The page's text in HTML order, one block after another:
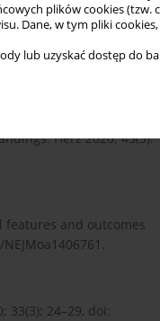
plików cookies (tzw.
Dane, w tym pliki
lub uzyskać dostęp do
State-of-the-art review
Herz 2020; 45(3):
features and outcomes
33(3): 24–29, doi: